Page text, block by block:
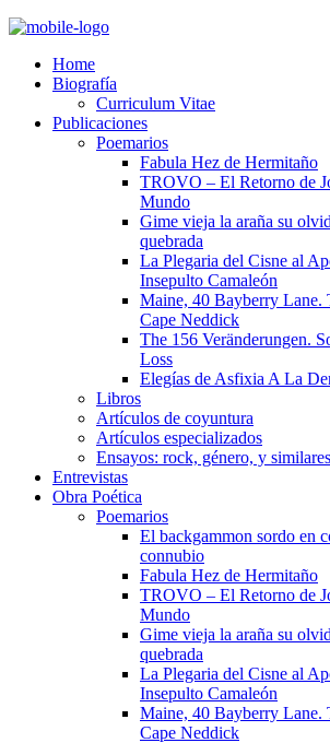
Home
Biografía
Curriculum Vitae​
Publicaciones
Poemarios
Fabula Hez de Hermitaño
TROVO – El Retorno de
Mundo
Gime vieja la araña su
quebrada
La Plegaria del Cisne al
Insepulto Camaleón
Maine, 40 Bayberry Lane.
Cape Neddick
The 156 Veränderungen.
Loss
Elegías de Asfixia A La
Libros
Artículos de coyuntura
Artículos especializados
Ensayos: rock, género, y similares
Entrevistas
Obra Poética
Poemarios
El backgammon sordo en
connubio
Fabula Hez de Hermitaño
TROVO – El Retorno de
Mundo
Gime vieja la araña su
quebrada
La Plegaria del Cisne al
Insepulto Camaleón
Maine, 40 Bayberry Lane.
Cape Neddick